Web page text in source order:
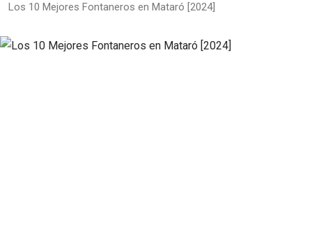
Los 10 Mejores Fontaneros en Mataró [2024]